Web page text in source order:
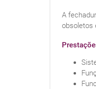
A
obsoletos